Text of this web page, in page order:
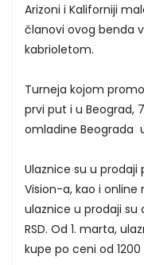
Arizoni i Kaliforniji
članovi ovog benda
kabrioletom.
Turneja kojom
prvi put i u Beograd,
omladine Beograda
Ulaznice su u
Vision-a, kao i online
ulaznice u prodaji su
RSD. Od 1. marta,
kupe po ceni od 1200